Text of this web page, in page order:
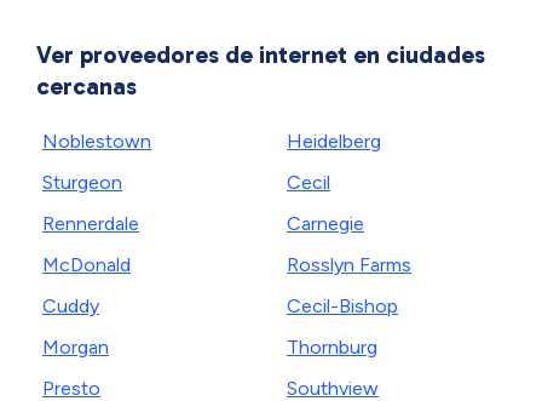
Ver proveedores de internet en ciudades
cercanas
Noblestown
Sturgeon
Rennerdale
McDonald
Cuddy
Morgan
Presto
Heidelberg
Cecil
Carnegie
Rosslyn Farms
Cecil-Bishop
Thornburg
Southview